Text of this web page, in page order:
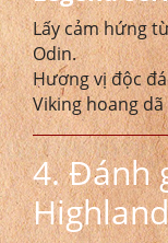
Lấy cảm hứng
Odin.
Hương vị độc
Viking hoang
4. Đánh